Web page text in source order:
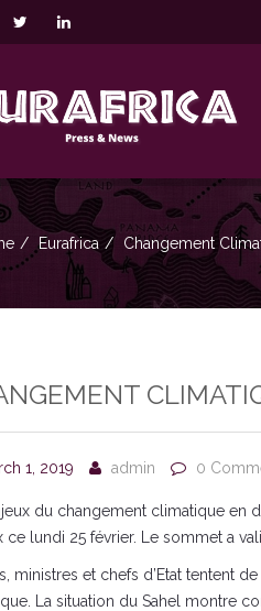
Eurafrica Changement
1, 2019 admin 0
du changement climatique en
ce lundi 25 février. Le sommet a
ministres et chefs d’Etat tentent
La situation du Sahel montre